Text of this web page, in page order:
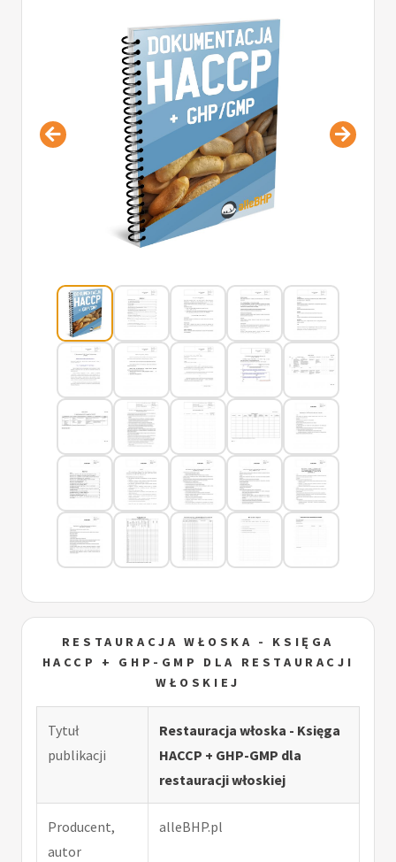
RESTAURACJA WŁOSKA - KSIĘGA
HACCP + GHP-GMP DLA RESTAURACJI
WŁOSKIEJ
Tytuł
publikacji
Restauracja włoska - Księga
HACCP + GHP-GMP dla
restauracji włoskiej
Producent,
autor
alleBHP.pl